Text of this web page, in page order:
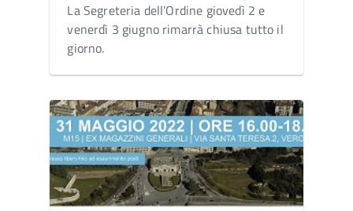
La Segreteria dell’Ordine giovedì 2 e
venerdì 3 giugno rimarrà chiusa tutto il
giorno.